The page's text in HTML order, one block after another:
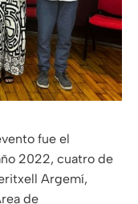
fue el
2022, cuatro de
Argemí,
de